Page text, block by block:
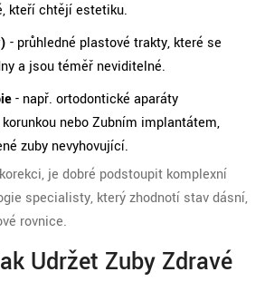
kteří chtějí estetiku.
- průhledné plastové trakty, které se
a jsou téměř neviditelné.
- např. ortodontické aparáty
neboZubním implantátem,
zuby nevyhovující.
je dobré podstoupit komplexní
specialisty, který zhodnotí stav dásní,
rovnice.
Udržet Zuby Zdravé